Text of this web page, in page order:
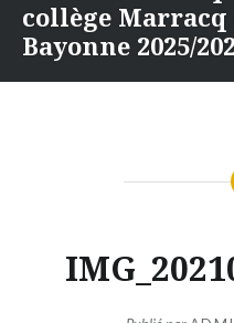
collège Marracq
Bayonne 2025/